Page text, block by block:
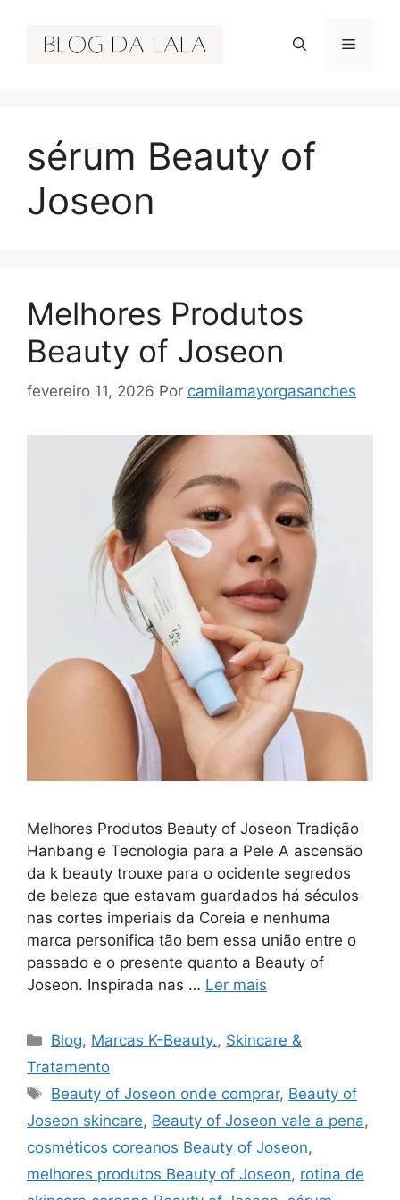
Menu
sérum Beauty of
Joseon
Melhores Produtos
Beauty of Joseon
fevereiro 11, 2026 Por camilamayorgasanches
Melhores Produtos Beauty of Joseon Tradição
Hanbang e Tecnologia para a Pele A ascensão
da k beauty trouxe para o ocidente segredos
de beleza que estavam guardados há séculos
nas cortes imperiais da Coreia e nenhuma
marca personifica tão bem essa união entre o
passado e o presente quanto a Beauty of
Joseon. Inspirada nas … Ler mais
Categorias
Blog, Marcas K-Beauty., Skincare &
Tratamento
Tags
Beauty of Joseon onde comprar, Beauty of
Joseon skincare, Beauty of Joseon vale a pena,
cosméticos coreanos Beauty of Joseon,
melhores produtos Beauty of Joseon, rotina de